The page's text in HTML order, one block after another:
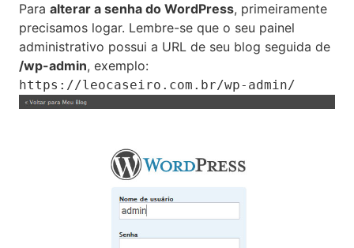
Para alterar a senha do WordPress, primeiramente
precisamos logar. Lembre-se que o seu painel
administrativo possui a URL de seu blog seguida de
/wp-admin, exemplo:
https://leocaseiro.com.br/wp-admin/